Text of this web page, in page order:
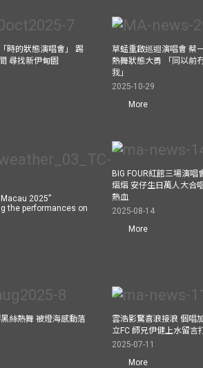
時的狀態演唱會」 踢
尋找新伊甸園
草蜢重啟巡迴演唱會 蔡
熱舞狀態大勇 「同以前
我」
2025-10-29
More
Macau 2025”
the performances on
BIG FOUR紅館三場演
熠熠 安仔生日萬人大合
熱血
2025-08-14
More
絲熱舞 被燈海感動落
雲浩影驚喜浪接浪 個唱
立FC 師兄伊健上水留言
2025-07-11
More